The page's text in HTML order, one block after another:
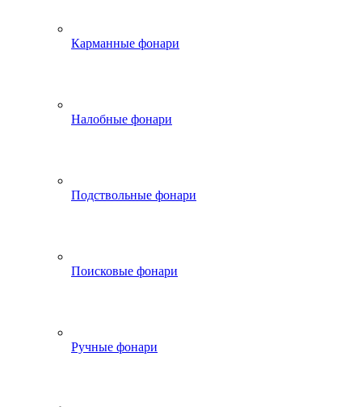
Карманные фонари
Налобные фонари
Подствольные фонари
Поисковые фонари
Ручные фонари